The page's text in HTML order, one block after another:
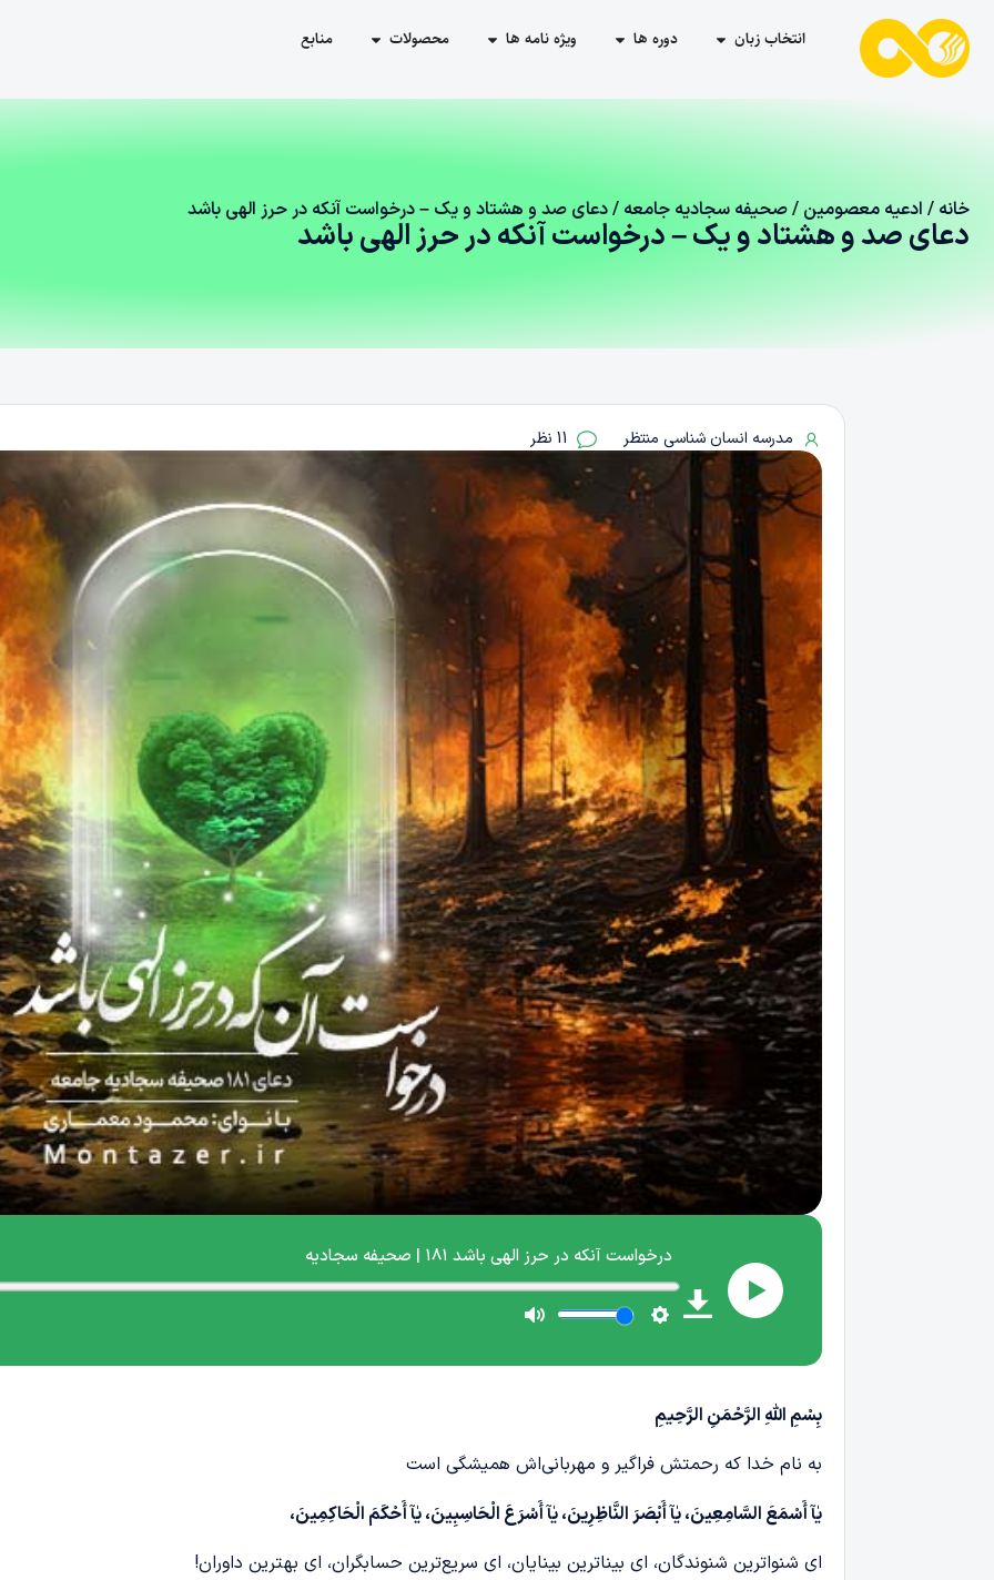
انتخاب زبان دوره ها ویژه نامه ها محصولات منابع
خانه / ادعیه معصومین /صحیفه سجادیه جامعه / دعای صد و هشتاد و یک – درخواست آنکه در حرز الهی باشد
دعای صد و هشتاد و یک – درخواست آنکه در حرز الهی باشد
مدرسه انسان شناسی منتظر 11 نظر
بِسْمِ اللّٰهِ الرَّحْمَنِ الرَّحِیمِ
به نام خدا که رحمتش فراگیر و مهربانی‌اش همیشگی است
یٰآ أَسْمَعَ السَّامِعِینَ، یٰآ أَبْصَرَ النَّاظِرِینَ، یٰآ أَسْرَعَ الْحَاسِبِینَ، یٰآ أَحْکَمَ الْحَاکِمِینَ،
ای شنواترین شنوندگان، ای بیناترین بینایان، ای سریع‌ترین حسابگران، ای بهترین داوران!